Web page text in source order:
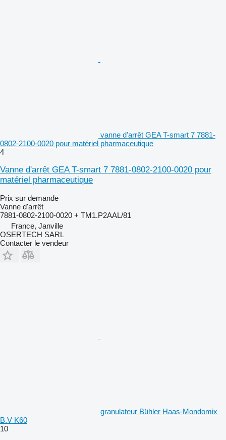
vanne d'arrêt GEA T-smart 7 7881-
0802-2100-0020 pour matériel pharmaceutique
4
Vanne d'arrêt GEA T-smart 7 7881-0802-2100-0020 pour
matériel pharmaceutique
Prix sur demande
Vanne d'arrêt
7881-0802-2100-0020 + TM1.P2AAL/81
France, Janville
OSERTECH SARL
Contacter le vendeur
granulateur Bühler Haas-Mondomix
B.V K60
10